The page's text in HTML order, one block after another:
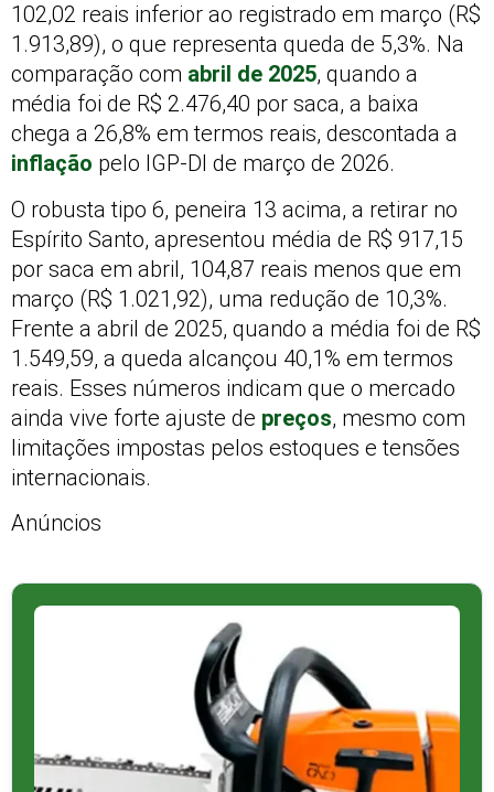
102,02 reais inferior ao registrado em março (R$
1.913,89), o que representa queda de 5,3%. Na
comparação com abril de 2025, quando a
média foi de R$ 2.476,40 por saca, a baixa
chega a 26,8% em termos reais, descontada a
inflação pelo IGP-DI de março de 2026.
O robusta tipo 6, peneira 13 acima, a retirar no
Espírito Santo, apresentou média de R$ 917,15
por saca em abril, 104,87 reais menos que em
março (R$ 1.021,92), uma redução de 10,3%.
Frente a abril de 2025, quando a média foi de R$
1.549,59, a queda alcançou 40,1% em termos
reais. Esses números indicam que o mercado
ainda vive forte ajuste de preços, mesmo com
limitações impostas pelos estoques e tensões
internacionais.
Anúncios